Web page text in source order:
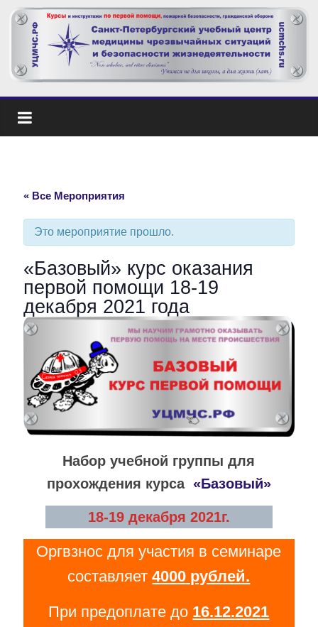
« Все Мероприятия
Это мероприятие прошло.
«Базовый» курс оказания
первой помощи 18-19
декабря 2021 года
Набор учебной группы для
прохождения курса «Базовый»
18-19 декабря 2021г.
Оргвзнос для участия в семинаре
составляет4000 рублей.
При предоплате до 16.12.2021